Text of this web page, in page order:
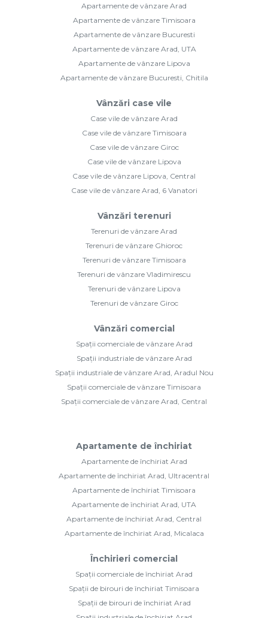
Apartamente de vânzare Arad
Apartamente de vânzare Timisoara
Apartamente de vânzare Bucuresti
Apartamente de vânzare Arad, UTA
Apartamente de vânzare Lipova
Apartamente de vânzare Bucuresti, Chitila
Vânzări case vile
Case vile de vânzare Arad
Case vile de vânzare Timisoara
Case vile de vânzare Giroc
Case vile de vânzare Lipova
Case vile de vânzare Lipova, Central
Case vile de vânzare Arad, 6 Vanatori
Vânzări terenuri
Terenuri de vânzare Arad
Terenuri de vânzare Ghioroc
Terenuri de vânzare Timisoara
Terenuri de vânzare Vladimirescu
Terenuri de vânzare Lipova
Terenuri de vânzare Giroc
Vânzări comercial
Spații comerciale de vânzare Arad
Spații industriale de vânzare Arad
Spații industriale de vânzare Arad, Aradul Nou
Spații comerciale de vânzare Timisoara
Spații comerciale de vânzare Arad, Central
Apartamente de închiriat
Apartamente de închiriat Arad
Apartamente de închiriat Arad, Ultracentral
Apartamente de închiriat Timisoara
Apartamente de închiriat Arad, UTA
Apartamente de închiriat Arad, Central
Apartamente de închiriat Arad, Micalaca
Închirieri comercial
Spații comerciale de închiriat Arad
Spații de birouri de închiriat Timisoara
Spații de birouri de închiriat Arad